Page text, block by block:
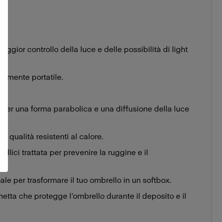
controllo della luce e delle possibilità di light
portatile.
una forma parabolica e una diffusione della luce
qualità resistenti al calore.
trattata per prevenire la ruggine e il
per trasformare il tuo ombrello in un softbox.
che protegge l’ombrello durante il deposito e il